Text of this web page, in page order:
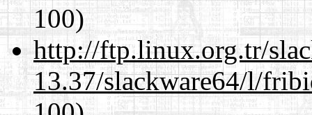
100)
http://ftp.linux.org.tr/
13.37/slackware64/l/